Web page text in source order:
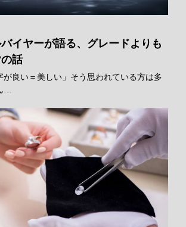
イヤーが語る、グレードよりも
話
が良い＝美しい」そう思われている方は多
…